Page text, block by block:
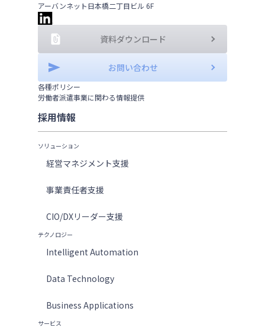
アーバンネット日本橋二丁目ビル 6F
資料ダウンロード
お問い合わせ
各種ポリシー
労働者派遣事業に関わる情報提供
採用情報
ソリューション
経営マネジメント支援
事業責任者支援
CIO/DXリーダー支援
テクノロジー
Intelligent Automation
Data Technology
Business Applications
サービス